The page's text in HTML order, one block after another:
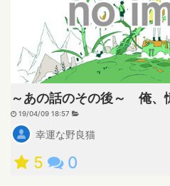
～あの話のその後～ 俺、
19/04/09 18:57
幸運な野良猫
5 0